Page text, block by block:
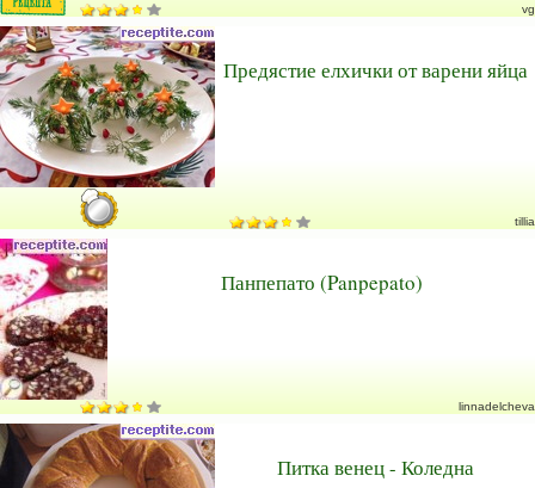
vg
Предястие елхички от варени яйца
tillia
Панпепато (Panpepato)
linnadelcheva
Питка венец - Коледна